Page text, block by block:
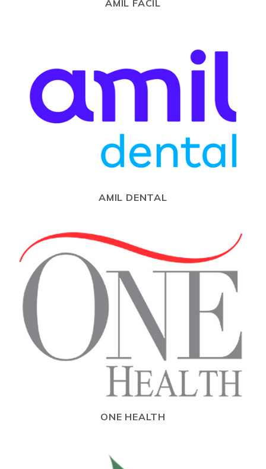
AMIL FÁCIL
AMIL DENTAL
ONE HEALTH